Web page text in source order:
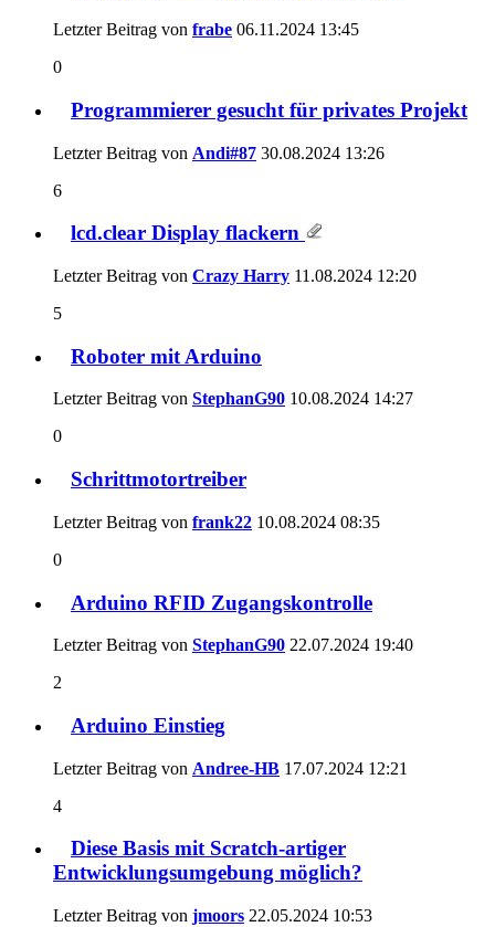
Letzter Beitrag von frabe 06.11.2024 13:45
0
Programmierer gesucht für privates Projekt
Letzter Beitrag von Andi#87 30.08.2024 13:26
6
lcd.clear Display flackern
Letzter Beitrag von Crazy Harry 11.08.2024 12:20
5
Roboter mit Arduino
Letzter Beitrag von StephanG90 10.08.2024 14:27
0
Schrittmotortreiber
Letzter Beitrag von frank22 10.08.2024 08:35
0
Arduino RFID Zugangskontrolle
Letzter Beitrag von StephanG90 22.07.2024 19:40
2
Arduino Einstieg
Letzter Beitrag von Andree-HB 17.07.2024 12:21
4
Diese Basis mit Scratch-artiger
Entwicklungsumgebung möglich?
Letzter Beitrag von jmoors 22.05.2024 10:53